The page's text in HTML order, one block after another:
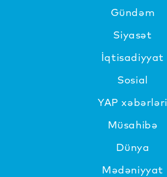
Gündəm
Siyasət
İqtisadiyyat
Sosial
YAP xəbərləri
Müsahibə
Dünya
Mədəniyyat